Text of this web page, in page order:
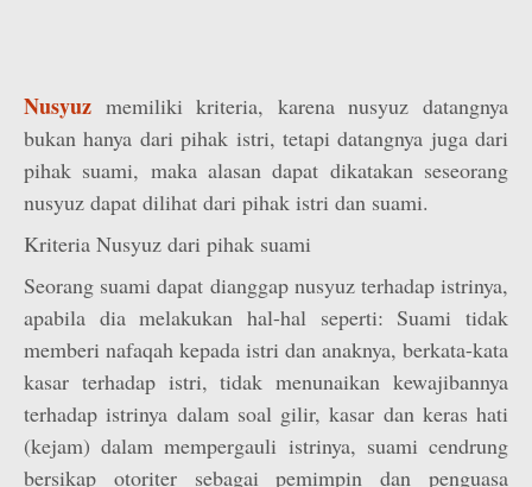
Nusyuz memiliki kriteria, karena nusyuz datangnya
bukan hanya dari pihak istri, tetapi datangnya juga dari
pihak suami, maka alasan dapat dikatakan seseorang
nusyuz dapat dilihat dari pihak istri dan suami.
Kriteria Nusyuz dari pihak suami
Seorang suami dapat dianggap nusyuz terhadap istrinya,
apabila dia melakukan hal-hal seperti: Suami tidak
memberi nafaqah kepada istri dan anaknya, berkata-kata
kasar terhadap istri, tidak menunaikan kewajibannya
terhadap istrinya dalam soal gilir, kasar dan keras hati
(kejam) dalam mempergauli istrinya, suami cendrung
bersikap otoriter sebagai pemimpin dan penguasa